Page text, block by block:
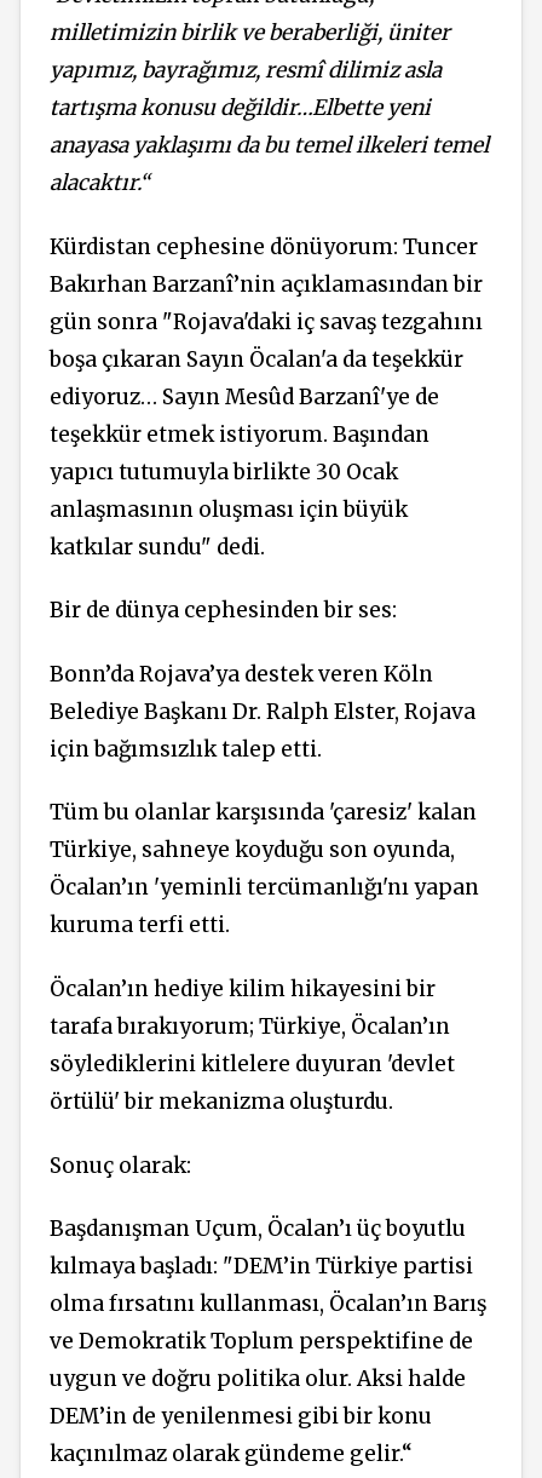
milletimizin birlik ve beraberliği, üniter
yapımız, bayrağımız, resmî dilimiz asla
tartışma konusu değildir…Elbette yeni
anayasa yaklaşımı da bu temel ilkeleri temel
alacaktır.“
Kürdistan cephesine dönüyorum: Tuncer
Bakırhan Barzanî’nin açıklamasından bir
gün sonra "Rojava'daki iç savaş tezgahını
boşa çıkaran Sayın Öcalan'a da teşekkür
ediyoruz… Sayın Mesûd Barzanî'ye de
teşekkür etmek istiyorum. Başından
yapıcı tutumuyla birlikte 30 Ocak
anlaşmasının oluşması için büyük
katkılar sundu" dedi.
Bir de dünya cephesinden bir ses:
Bonn’da Rojava’ya destek veren Köln
Belediye Başkanı Dr. Ralph Elster, Rojava
için bağımsızlık talep etti.
Tüm bu olanlar karşısında 'çaresiz' kalan
Türkiye, sahneye koyduğu son oyunda,
Öcalan’ın 'yeminli tercümanlığı'nı yapan
kuruma terfi etti.
Öcalan’ın hediye kilim hikayesini bir
tarafa bırakıyorum; Türkiye, Öcalan’ın
söylediklerini kitlelere duyuran 'devlet
örtülü' bir mekanizma oluşturdu.
Sonuç olarak:
Başdanışman Uçum, Öcalan’ı üç boyutlu
kılmaya başladı: "DEM’in Türkiye partisi
olma fırsatını kullanması, Öcalan’ın Barış
ve Demokratik Toplum perspektifine de
uygun ve doğru politika olur. Aksi halde
DEM’in de yenilenmesi gibi bir konu
kaçınılmaz olarak gündeme gelir.“